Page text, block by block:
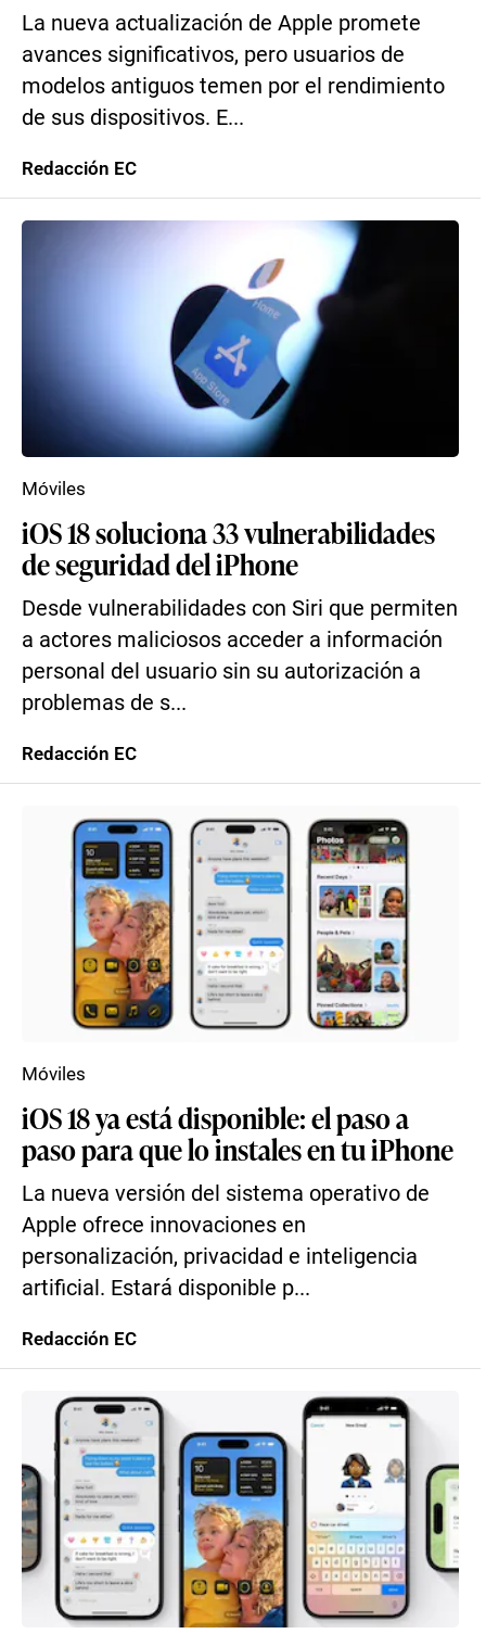
La nueva actualización de Apple promete
avances significativos, pero usuarios de
modelos antiguos temen por el rendimiento
de sus dispositivos. E...
Redacción EC
iOS 18 soluciona 33 vulnerabilidades
de seguridad del iPhone
Desde vulnerabilidades con Siri que permiten
a actores maliciosos acceder a información
personal del usuario sin su autorización a
problemas de s...
Móviles
Redacción EC
iOS 18 ya está disponible: el paso a
paso para que lo instales en tu iPhone
La nueva versión del sistema operativo de
Apple ofrece innovaciones en
personalización, privacidad e inteligencia
artificial. Estará disponible p...
Móviles
Redacción EC